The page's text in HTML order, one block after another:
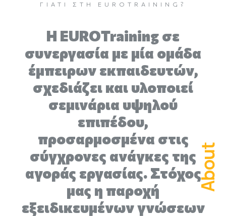
ΓΙΑΤΊ ΣΤΗ EUROTRAINING?
H EUROTraining σε
συνεργασία με μία ομάδα
έμπειρων εκπαιδευτών,
σχεδιάζει και υλοποιεί
σεμινάρια υψηλού
επιπέδου,
προσαρμοσμένα στις
σύγχρονες ανάγκες της
αγοράς εργασίας. Στόχος
μας η παροχή
εξειδικευμένων γνώσεων
About